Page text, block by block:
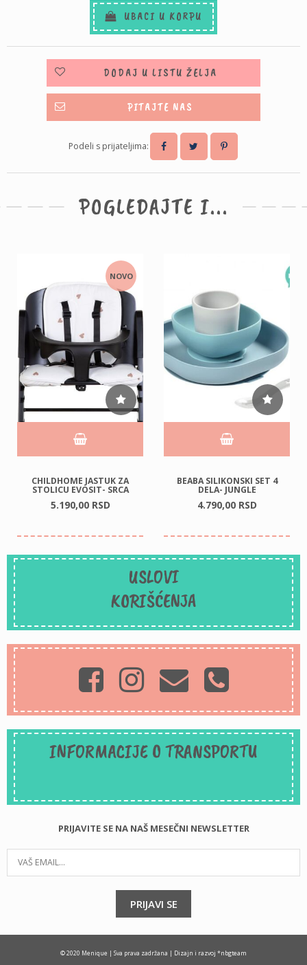
UBACI U KORPU
DODAJ U LISTU ŽELJA
PITAJTE NAS
Podeli s prijateljima:
POGLEDAJTE I...
NOVO
CHILDHOME JASTUK ZA
STOLICU EVOSIT- SRCA
5.190,00 RSD
BEABA SILIKONSKI SET 4
DELA- JUNGLE
4.790,00 RSD
USLOVI
KORIŠĆENJA
INFORMACIJE O TRANSPORTU
PRIJAVITE SE NA NAŠ MESEČNI NEWSLETTER
PRIJAVI SE
© 2020 Menique | Sva prava zadržana | Dizajn i razvoj *nbgteam